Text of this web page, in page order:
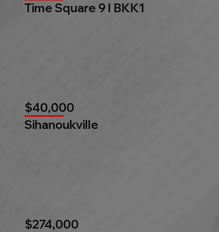
Time Square 9 l BKK1
$40,000
Sihanoukville
$274,000